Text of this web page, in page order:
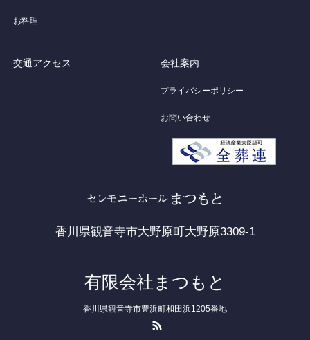
お料理
交通アクセス 会社案内
プライバシーポリシー
お問い合わせ
香川県観音寺市大野原町大野原3309-1
有限会社まつもと
香川県観音寺市豊浜町和田浜1205番地